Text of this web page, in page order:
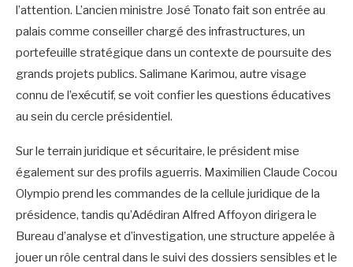
l’attention. L’ancien ministre José Tonato fait son entrée au
palais comme conseiller chargé des infrastructures, un
portefeuille stratégique dans un contexte de poursuite des
grands projets publics. Salimane Karimou, autre visage
connu de l’exécutif, se voit confier les questions éducatives
au sein du cercle présidentiel.
Sur le terrain juridique et sécuritaire, le président mise
également sur des profils aguerris. Maximilien Claude Cocou
Olympio prend les commandes de la cellule juridique de la
présidence, tandis qu’Adédiran Alfred Affoyon dirigera le
Bureau d’analyse et d’investigation, une structure appelée à
jouer un rôle central dans le suivi des dossiers sensibles et le